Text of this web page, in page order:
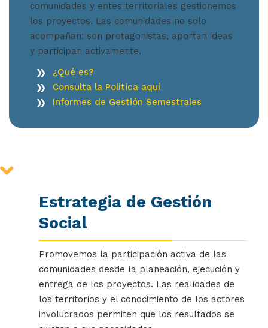
comunidades y entes territoriales gestionemos
los proyectos. Las comunidades no solo
acompañan: son protagonistas, aportan ideas
y participan activamente.
¿Qué es?
Consulta la Política aquí
Informes de Gestión Semestrales
Estrategia de Gestión
Social
Promovemos la participación activa de las
comunidades desde la planeación, ejecución y
entrega de los proyectos. Las realidades de
los territorios y el conocimiento de los actores
involucrados permiten que los resultados se